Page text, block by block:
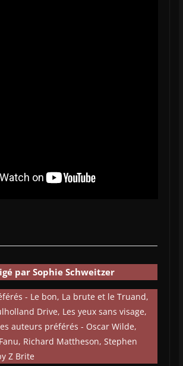
par Sophie Schweitzer
- Le bon, La brute et le Truand,
Drive, Les yeux sans visage,
auteurs préférés - Oscar Wilde,
Richard Mattheson, Stephen
Z Brite